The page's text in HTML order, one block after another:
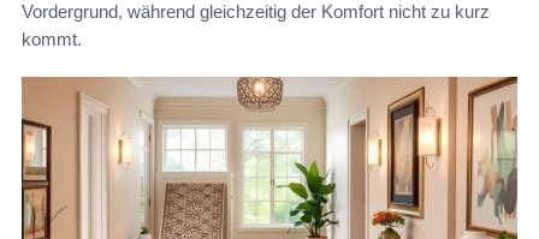
Vordergrund, während gleichzeitig der Komfort nicht zu kurz
kommt.